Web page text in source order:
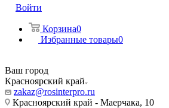
Войти
Корзина0
Избранные товары0
Ваш город
Красноярский край
zakaz@rosinterpro.ru
Красноярский край - Маерчака, 10